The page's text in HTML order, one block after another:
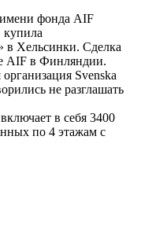
фонда AIF
купила
в Хельсинки. Сделка
AIF в Финляндии.
Svenska
не разглашать
в себя 3400
по 4 этажам с